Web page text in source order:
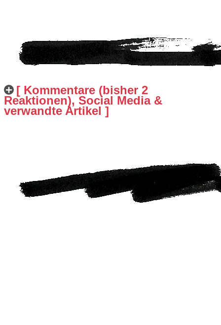
[ Kommentare (bisher 2
Reaktionen), Social Media &
verwandte Artikel ]